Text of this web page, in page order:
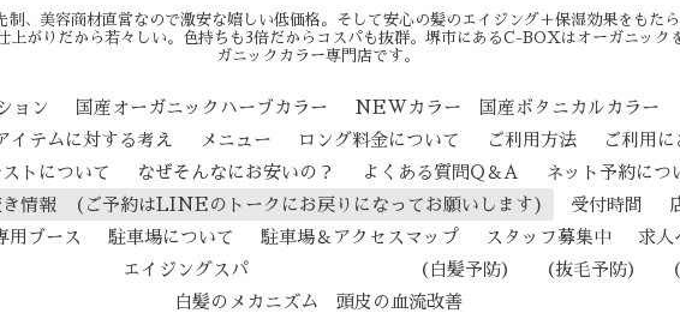
制、美容商材直営なので激安な嬉しい低価格。そして安心の髪のエイジング＋保湿効果をもた
がりだから若々しい。色持ちも3倍だからコスパも抜群。堺市にあるC-BOXはオーガニック
ガニックカラー専門店です。
ョン 国産オーガニックハーブカラー NEWカラー 国産ボタニカルカラー
テムに対する考え
メニュー ロング料金について ご利用方法
ご利用
トについて
なぜそんなにお安いの？ よくある質問Q＆A
ネット予約につ
情報 (ご予約はLINEのトークにお戻りになってお願いします)
受付時間
ブース
駐車場について 駐車場＆アクセスマップ スタッフ募集中 求人
イジングスパ （白髪予防） （抜毛予防） （リフ
白髪のメカニズム 頭皮の血流改善